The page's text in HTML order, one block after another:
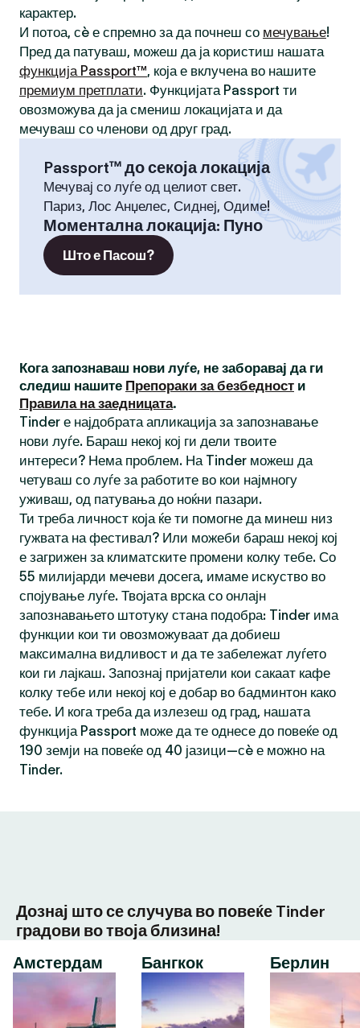
карактер.
И потоа, сè е спремно за да почнеш со мечување!
Пред да патуваш, можеш да ја користиш нашата
функција Passport™, која е вклучена во нашите
премиум претплати. Функцијата Passport ти
овозможува да ја смениш локацијата и да
мечуваш со членови од друг град.
Passport™ до секоја локација
Мечувај со луѓе од целиот свет.
Париз, Лос Анџелес, Сиднеј, Одиме!
Моментална локација: Пуно
Што е Пасош?
Кога запознаваш нови луѓе, не заборавај да ги
следиш нашите Препораки за безбедност и
Правила на заедницата.
Tinder е најдобрата апликација за запознавање
нови луѓе. Бараш некој кој ги дели твоите
интереси? Нема проблем. На Tinder можеш да
четуваш со луѓе за работите во кои најмногу
уживаш, од патувања до ноќни пазари.
Ти треба личност која ќе ти помогне да минеш низ
гужвата на фестивал? Или можеби бараш некој кој
е загрижен за климатските промени колку тебе. Со
55 милијарди мечеви досега, имаме искуство во
спојување луѓе. Твојата врска со онлајн
запознавањето штотуку стана подобра: Tinder има
функции кои ти овозможуваат да добиеш
максимална видливост и да те забележат луѓето
кои ги лајкаш. Запознај пријатели кои сакаат кафе
колку тебе или некој кој е добар во бадминтон како
тебе. И кога треба да излезеш од град, нашата
функција Passport може да те однесе до повеќе од
190 земји на повеќе од 40 јазици—сè е можно на
Tinder.
Дознај што се случува во повеќе Tinder
градови во твоја близина!
Амстердам
Бангкок Берлин